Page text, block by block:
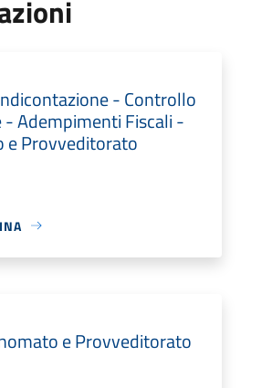
- Controllo
- Adempimenti Fiscali -
e Provveditorato
e Provveditorato